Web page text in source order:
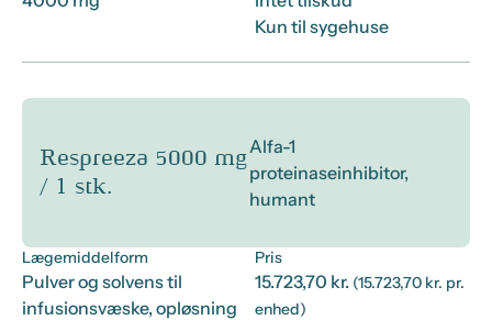
Kun til sygehuse
Respreeza 5000 mg
/ 1 stk.
Alfa-1
proteinaseinhibitor,
humant
Lægemiddelform
Pulver og solvens til
infusionsvæske, opløsning
Pris
15.723,70 kr. (15.723,70 kr. pr.
enhed)